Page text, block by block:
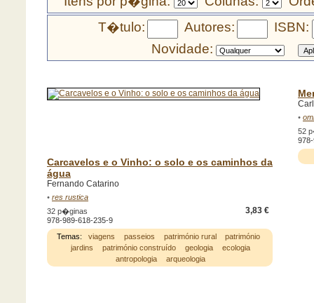
T�tulo:
Autores:
ISBN:
Novidade:
Carcavelos e o Vinho: o solo e os caminhos da
água
Fernando Catarino
• res rustica
3,83 €
32 p�ginas
978-989-618-235-9
Temas:
viagens passeios património rural
património
jardins
património construído geologia
ecologia
antropologia
arqueologia
•
52